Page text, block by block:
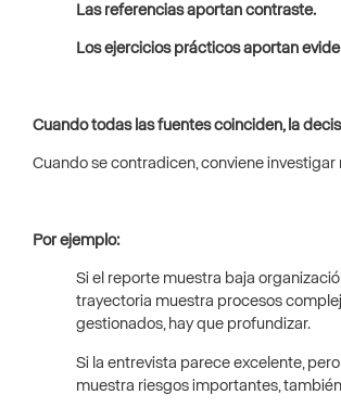
Las referencias aportan contraste.
Los ejercicios prácticos aportan
Cuando todas las fuentes coinciden, la
Cuando se contradicen, conviene investigar
Por ejemplo:
Si el reporte muestra baja
trayectoria muestra procesos
gestionados, hay que profundizar.
Si la entrevista parece excelente,
muestra riesgos importantes,